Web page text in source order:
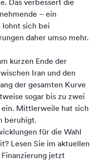
Das verbessert die
– ein
sich bei
daher umso mehr.
kurzen Ende der
Iran und den
der gesamten Kurve
sogar bis zu zwei
ein. Mittlerweile hat sich
beruhigt.
für die Wahl
Lesen Sie im aktuellen
jetzt